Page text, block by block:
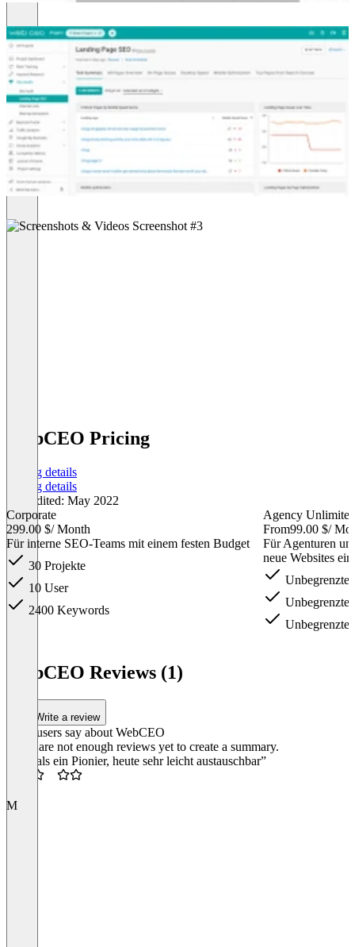
WebCEO Pricing
Pricing details
Pricing details
Last edited: May 2022
Corporate
299.00 $/ Month
Für interne SEO-Teams mit einem festen Budget
30 Projekte
10 User
2400 Keywords
Agency Unlimited
From99.00 $/
Für Agenturen
neue Websites
Unbegrenzte
Unbegrenzte
Unbegrenzte
WebCEO Reviews (1)
Write a review
What users say about WebCEO
There are not enough reviews yet to create a summary.
“Damals ein Pionier, heute sehr leicht austauschbar”
M